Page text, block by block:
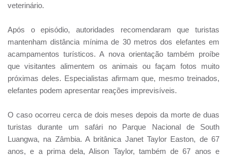
veterinário.
Após o episódio, autoridades recomendaram que turistas
mantenham distância mínima de 30 metros dos elefantes em
acampamentos turísticos. A nova orientação também proíbe
que visitantes alimentem os animais ou façam fotos muito
próximas deles. Especialistas afirmam que, mesmo treinados,
elefantes podem apresentar reações imprevisíveis.
O caso ocorreu cerca de dois meses depois da morte de duas
turistas durante um safári no Parque Nacional de South
Luangwa, na Zâmbia. A britânica Janet Taylor Easton, de 67
anos, e a prima dela, Alison Taylor, também de 67 anos e